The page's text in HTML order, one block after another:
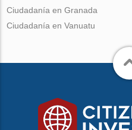
Ciudadanía en Granada
Ciudadanía en Vanuatu